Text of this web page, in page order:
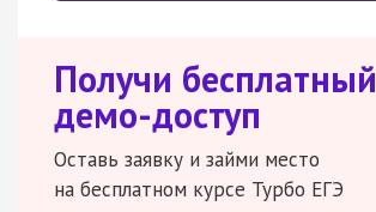
Получи бесплатный
демо-доступ
Оставь заявку и займи место
на бесплатном курсе Турбо ЕГЭ